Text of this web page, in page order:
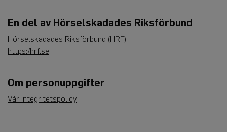
En del av Hörselskadades Riksförbund
Hörselskadades Riksförbund (HRF)
https:/hrf.se
Om personuppgifter
Vår integritetspolicy